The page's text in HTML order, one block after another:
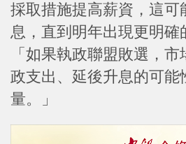
採取措施提高薪資，這可
息，直到明年出現更明確
「如果執政聯盟敗選，
政支出、延後升息的可能
量。」